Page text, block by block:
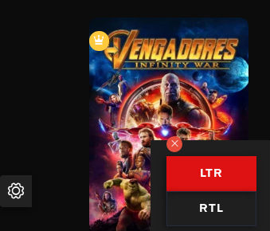
Vengadores: Infinity War
2018 149 min
Trailer
LTR
RTL